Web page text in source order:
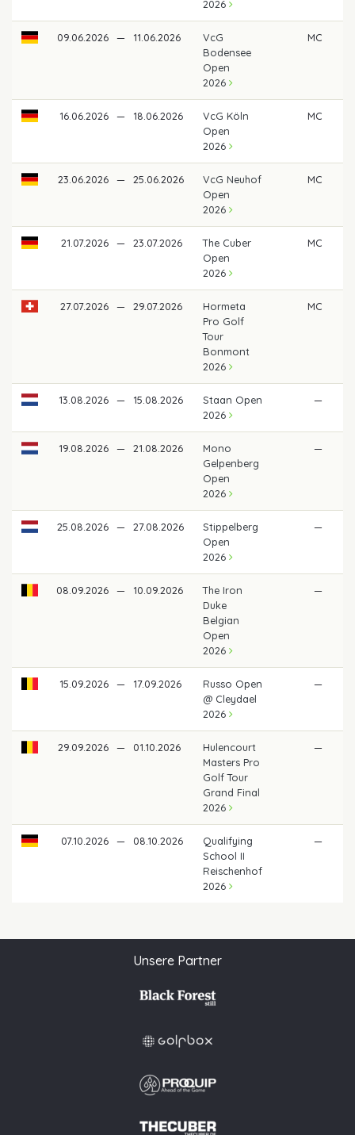
2026
09.06.2026 — 11.06.2026
VcG
Bodensee
Open
2026
MC
16.06.2026 — 18.06.2026
VcG Köln
Open
2026
MC
23.06.2026 — 25.06.2026
VcG Neuhof
Open
2026
MC
21.07.2026 — 23.07.2026
The Cuber
Open
2026
MC
27.07.2026 — 29.07.2026
Hormeta
Pro Golf
Tour
Bonmont
2026
MC
13.08.2026 — 15.08.2026
Staan Open
2026
—
19.08.2026 — 21.08.2026
Mono
Gelpenberg
Open
2026
—
25.08.2026 — 27.08.2026
Stippelberg
Open
2026
—
08.09.2026 — 10.09.2026
The Iron
Duke
Belgian
Open
2026
—
15.09.2026 — 17.09.2026
Russo Open
@ Cleydael
2026
—
29.09.2026 — 01.10.2026
Hulencourt
Masters Pro
Golf Tour
Grand Final
2026
—
07.10.2026 — 08.10.2026
Qualifying
School II
Reischenhof
2026
—
Unsere Partner